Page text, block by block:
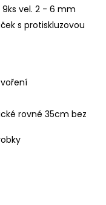
9ks vel. 2 - 6 mm
s protiskluzovou
rovné 35cm bez